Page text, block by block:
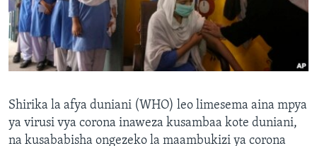
Shirika la afya duniani (WHO) leo limesema aina mpya
ya virusi vya corona inaweza kusambaa kote duniani,
na kusababisha ongezeko la maambukizi ya corona